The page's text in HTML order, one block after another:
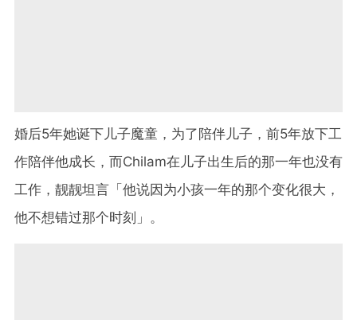
婚后5年她诞下儿子魔童，为了陪伴儿子，前5年放下工
作陪伴他成长，而Chilam在儿子出生后的那一年也没有
工作，靓靓坦言「他说因为小孩一年的那个变化很大，
他不想错过那个时刻」。